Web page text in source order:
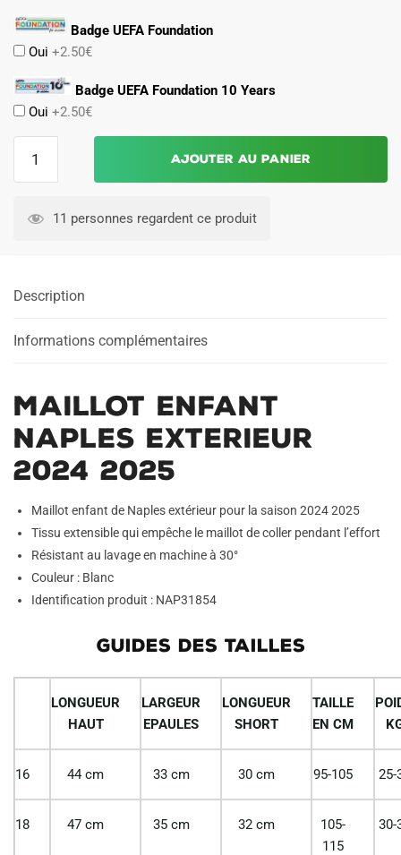
Badge UEFA Foundation
Oui +2.50€
Badge UEFA Foundation 10 Years
Oui +2.50€
Enfant
2025
Ajouter au panier
11 personnes regardent ce produit
Description
Informations complémentaires
Maillot Enfant
Naples Exterieur
2024 2025
Maillot enfant de Naples extérieur pour la saison 2024 2025
Tissu extensible qui empêche le maillot de coller pendant l’effort
Résistant au lavage en machine à 30°
Couleur : Blanc
Identification produit : NAP31854
GUIDES DES TAILLES
LONGUEUR
HAUT
LARGEUR
EPAULES
LONGUEUR
SHORT
TAILLE
EN CM
16 44 cm 33 cm 30 cm 95-105 25-
18 47 cm 35 cm 32 cm
105-
115
30-